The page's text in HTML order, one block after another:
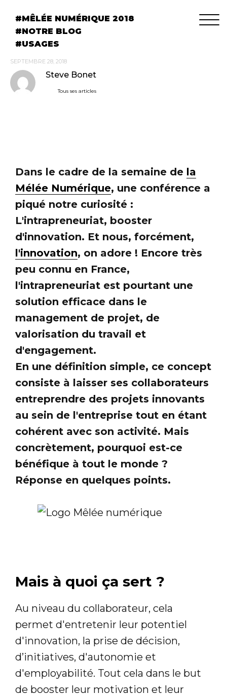
MÊLÉE NUMÉRIQUE 2018
NOTRE BLOG
USAGES
SEPTEMBRE 28, 2018
Steve Bonet
Tous ses articles
Dans le cadre de la semaine de la
Mélée Numérique, une conférence a
piqué notre curiosité :
L'intrapreneuriat, booster
d'innovation. Et nous, forcément,
l'innovation, on adore ! Encore très
peu connu en France,
l'intrapreneuriat est pourtant une
solution efficace dans le
management de projet, de
valorisation du travail et
d'engagement.
En une définition simple, ce concept
consiste à laisser ses collaborateurs
entreprendre des projets innovants
au sein de l'entreprise tout en étant
cohérent avec son activité. Mais
concrètement, pourquoi est-ce
bénéfique à tout le monde ?
Réponse en quelques points.
Mais à quoi ça sert ?
Au niveau du collaborateur, cela
permet d'entretenir leur potentiel
d'innovation, la prise de décision,
d’initiatives, d'autonomie et
d'employabilité. Tout cela dans le but
de booster leur motivation et leur